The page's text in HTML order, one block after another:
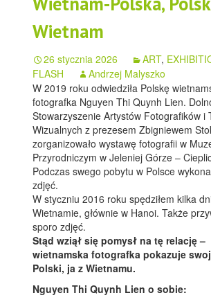
Wietnam
26 stycznia 2026 ART,
FLASH
Andrzej Malyszko
W 2019 roku odwiedziła Polskę
fotografka Nguyen Thi Quynh Lien.
Stowarzyszenie Artystów Fotografików i
Wizualnych z prezesem Zbigniewem
zorganizowało wystawę fotografii w
Przyrodniczym w Jeleniej Górze –
Podczas swego pobytu w Polsce
zdjęć.
W styczniu 2016 roku spędziłem kilka
Wietnamie, głównie w Hanoi. Także
sporo zdjęć.
Stąd wziął się pomysł na tę relację –
wietnamska fotografka pokazuje
Polski, ja z Wietnamu.
Nguyen Thi Quynh Lien o sobie: